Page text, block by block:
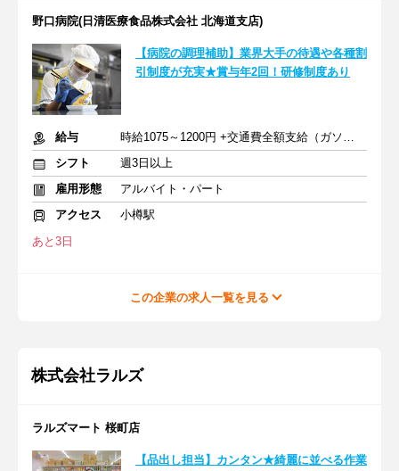
野口病院(日清医療食品株式会社 北海道支店)
【病院の調理補助】業界大手の待遇や各種割
引制度が充実★賞与年2回！研修制度あり
給与
時給1075～1200円 +交通費全額支給（ガソリン代も支給）
シフト
週3日以上
雇用形態
アルバイト・パート
アクセス
小樽駅
あと3日
この企業の求人一覧を見る
株式会社ラルズ
ラルズマート 桜町店
【品出し担当】カンタン★綺麗に並べる作業